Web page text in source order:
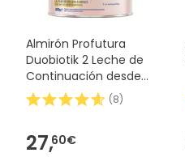
Almirón Profutura
Duobiotik 2 Leche de
Continuación desde
los 6m 800g
(8)
27,60€